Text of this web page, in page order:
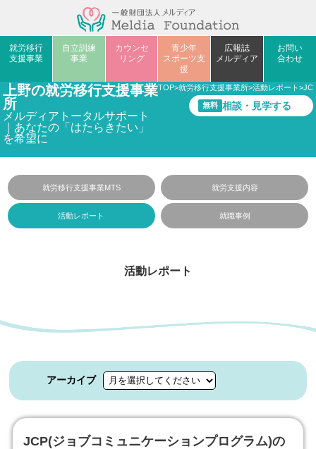
就労移行
支援事業
自立訓練
事業
カウンセ
リング
青少年
スポーツ支
援
広報誌
メルディア
お問い
合わせ
上野の就労移行支援事業
所
メルディアトータルサポート
｜あなたの「はたらきたい」
を希望に
TOP>就労移行支援事業所>活動レポート>
無料 相談・見学する
就労移行支援事業MTS 就労支援内容
活動レポート 就職事例
活動レポート
アーカイブ
JCP(ジョブコミュニケーションプログラム)の